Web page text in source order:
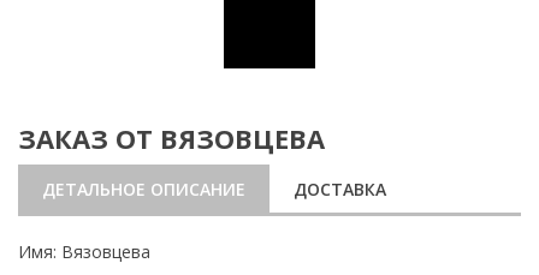
ЗАКАЗ ОТ ВЯЗОВЦЕВА
ДЕТАЛЬНОЕ ОПИСАНИЕ ДОСТАВКА
Имя: Вязовцева